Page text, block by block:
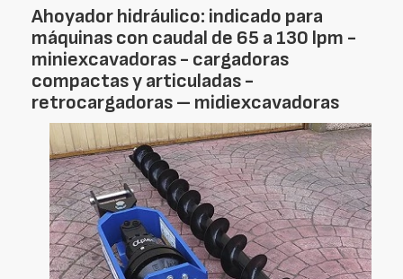
Ahoyador hidráulico: indicado para
máquinas con caudal de 65 a 130 lpm -
miniexcavadoras - cargadoras
compactas y articuladas -
retrocargadoras – midiexcavadoras